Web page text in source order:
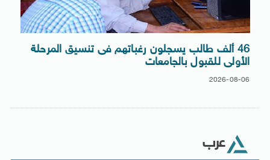
46 ألف طالب يسجلون رغباتهم فى تنسيق المرحلة
الأولى للقبول بالجامعات
2026-08-06
عرب